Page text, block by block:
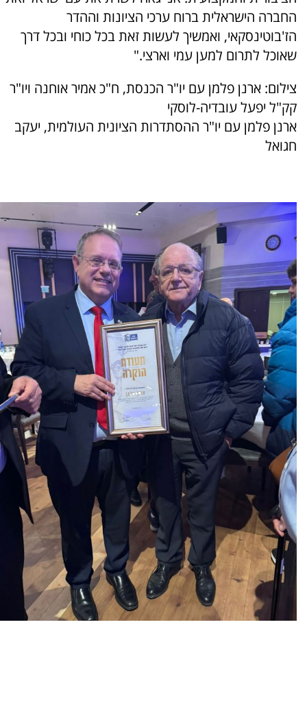
החברה הישראלית ברוח ערכי הציונות וההדר
הז'בוטינסקאי, ואמשיך לעשות זאת בכל כוחי ובכל דרך
שאוכל לתרום למען עמי וארצי."
צילום: ארנן פלמן עם יו"ר הכנסת, ח"כ אמיר אוחנה ויו"ר
קק"ל יפעל עובדיה-לוסקי
ארנן פלמן עם יו"ר ההסתדרות הציונית העולמית, יעקב
חגואל